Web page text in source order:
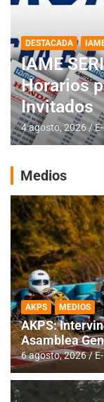
DESTACADA
IAME
Horarios
Invitados
4 agosto, 2026
Medios
AKPS MEDIOS
AKPS:
Asamblea
6 agosto, 2026